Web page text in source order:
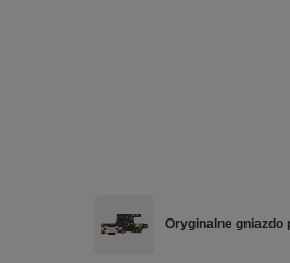
Oryginalne gniazdo